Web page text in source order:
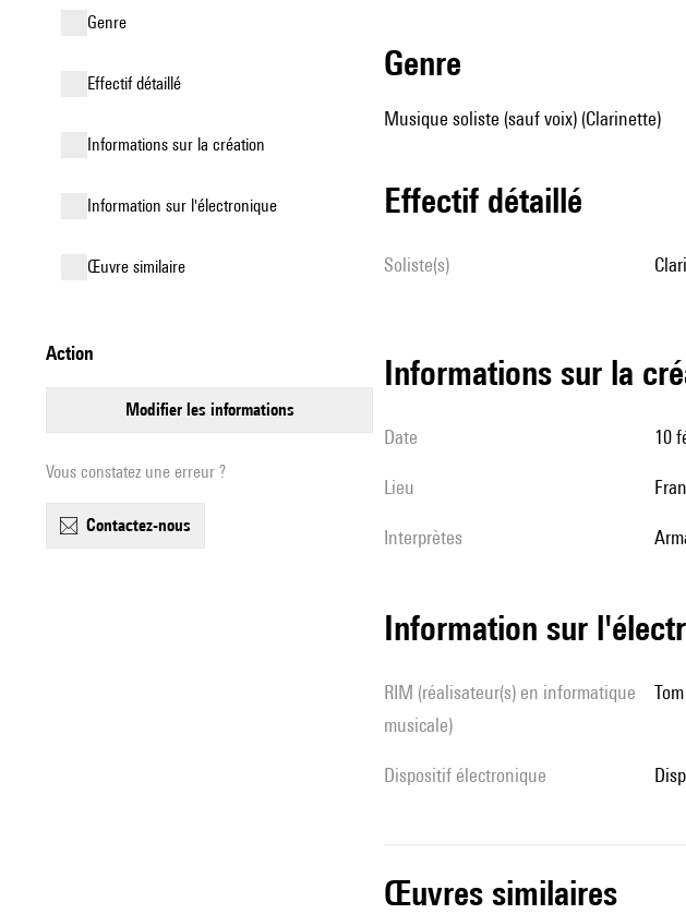
genre
effectif détaillé
informations sur la création
Information sur l'électronique
œuvre similaire
action
modifier les informations
Vous constatez une erreur ?
contactez-nous
genre
Musique soliste (sauf voix) (Clarinette)
effectif détaillé
Soliste(s)
informations sur la
date 10
lieu
interprètes
Information sur
RIM (réalisateur(s) en informatique
musicale)
Dispositif électronique
œuvres similaires